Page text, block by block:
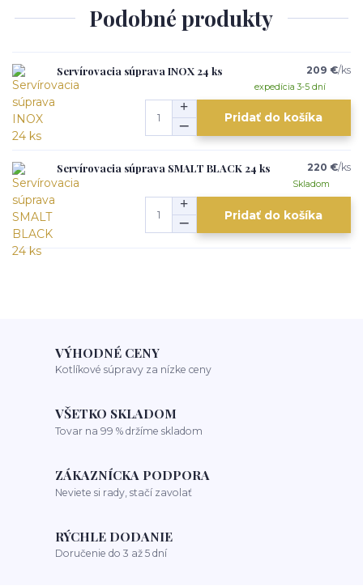
Podobné produkty
Servírovacia súprava INOX 24 ks 209 €/ks
expedícia 3-5 dní
Pridať do košíka
Servírovacia súprava SMALT BLACK 24 ks 220 €/ks
Skladom
Pridať do košíka
VÝHODNÉ CENY
Kotlíkové súpravy za nízke ceny
VŠETKO SKLADOM
Tovar na 99 % držíme skladom
ZÁKAZNÍCKA PODPORA
Neviete si rady, stačí zavolať
RÝCHLE DODANIE
Doručenie do 3 až 5 dní